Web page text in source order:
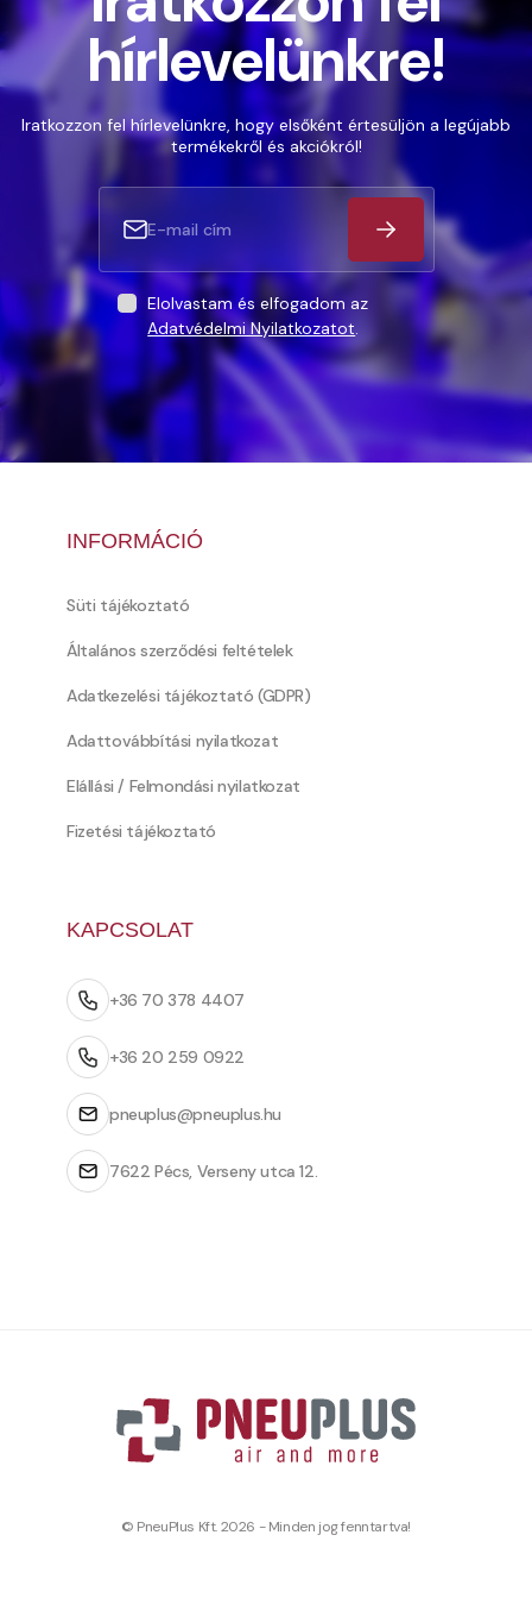
hírlevelünkre!
Iratkozzon fel hírlevelünkre, hogy elsőként értesüljön a legújabb
termékekről és akciókról!
Elolvastam és elfogadom az
Adatvédelmi Nyilatkozatot.
INFORMÁCIÓ
Süti tájékoztató
Általános szerződési feltételek
Adatkezelési tájékoztató (GDPR)
Adattovábbítási nyilatkozat
Elállási / Felmondási nyilatkozat
Fizetési tájékoztató
KAPCSOLAT
+36 70 378 4407
+36 20 259 0922
pneuplus@pneuplus.hu
7622 Pécs, Verseny utca 12.
© PneuPlus Kft. 2026 - Minden jog fenntartva!